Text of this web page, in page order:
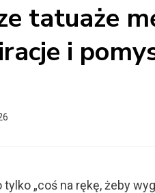
tatuaże
i
„coś na rękę, żeby